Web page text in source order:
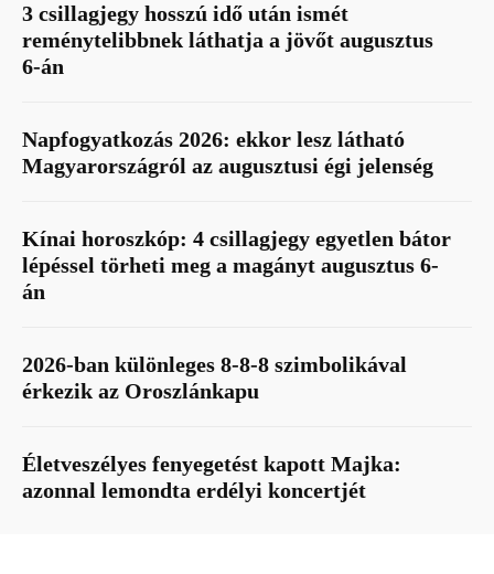
3 csillagjegy hosszú idő után ismét
reménytelibbnek láthatja a jövőt augusztus
6-án
Napfogyatkozás 2026: ekkor lesz látható
Magyarországról az augusztusi égi jelenség
Kínai horoszkóp: 4 csillagjegy egyetlen bátor
lépéssel törheti meg a magányt augusztus 6-
án
2026-ban különleges 8-8-8 szimbolikával
érkezik az Oroszlánkapu
Életveszélyes fenyegetést kapott Majka:
azonnal lemondta erdélyi koncertjét